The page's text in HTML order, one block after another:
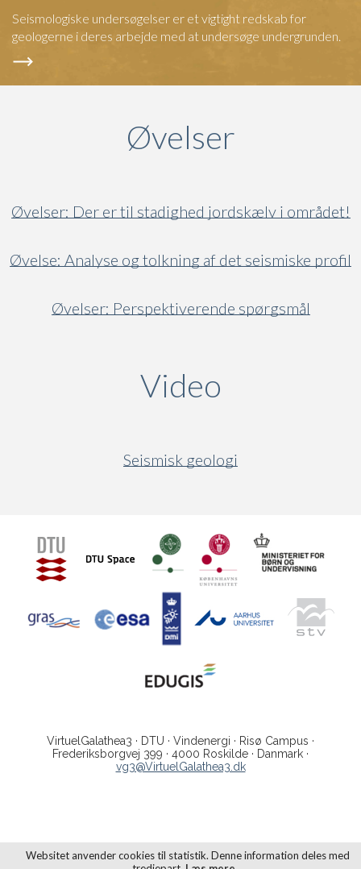
Websitet anvender cookies til statistik. Denne information deles med
Seismologiske undersøgelser er et vigtight redskab for
geologerne i deres arbejde med at undersøge undergrunden.
Øvelser
Øvelser: Der er til stadighed jordskælv i området!
Øvelse: Analyse og tolkning af det seismiske profil
Øvelser: Perspektiverende spørgsmål
Video
Seismisk geologi
VirtuelGalathea3 · DTU · Vindenergi · Risø Campus ·
Frederiksborgvej 399 · 4000 Roskilde · Danmark ·
vg3@VirtuelGalathea3.dk